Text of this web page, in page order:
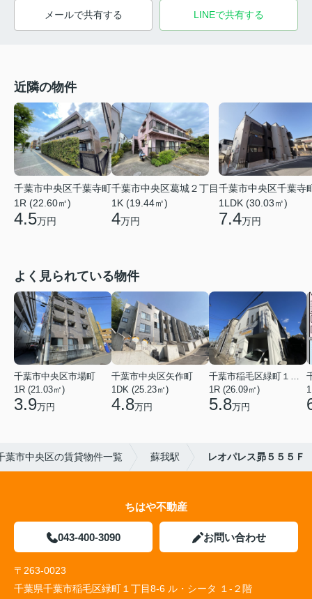
メールで共有する LINEで共有する
近隣の物件
千葉市中央区千葉寺町
1R (22.60㎡)
4.5万円
千葉市中央区葛城２丁目
1K (19.44㎡)
4万円
千葉市中央区千葉寺
1LDK (30.03㎡)
7.4万円
よく見られている物件
千葉市中央区市場町
1R (21.03㎡)
3.9万円
千葉市中央区矢作町
1DK (25.23㎡)
4.8万円
千葉市稲毛区緑町１丁目
1R (26.09㎡)
5.8万円
葉市中央区の賃貸物件一覧 蘇我駅 レオパレス昴５５５Ｆ
ちはや不動産
043-400-3090 お問い合わせ
〒263-0023
千葉県千葉市稲毛区緑町１丁目8-6 ル・シータ １-２階